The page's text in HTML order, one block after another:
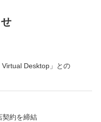
Desktop」との
契約を締結